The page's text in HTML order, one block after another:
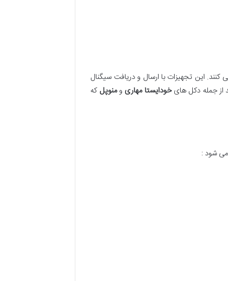
این تجهیزات با ارسال و دریافت سیگنال
از جمله دکل هایخودایستامهاری ومنوپل که
می شود :